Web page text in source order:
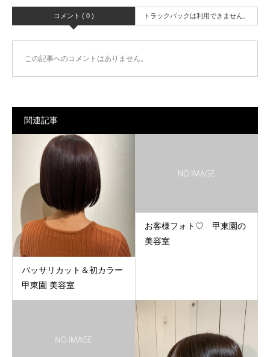
コメント ( 0 ) トラックバックは利用できません。
この記事へのコメントはありません。
関連記事
バッサリカット＆初カラー
甲東園 美容室
お客様フォト♡ 甲東園の
美容室